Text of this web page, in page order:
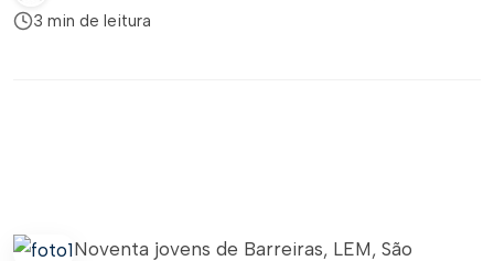
3 min de leitura
Noventa jovens de Barreiras, LEM, São